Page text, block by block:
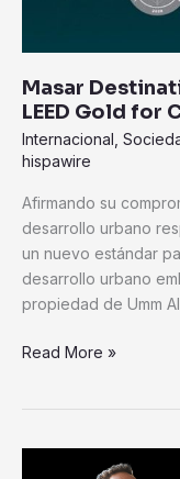
Masar
LEED Gold for
Internacional
hispawire
Afirmando su
desarrollo urbano
un nuevo estándar
desarrollo urbano
propiedad de Umm
Read More »